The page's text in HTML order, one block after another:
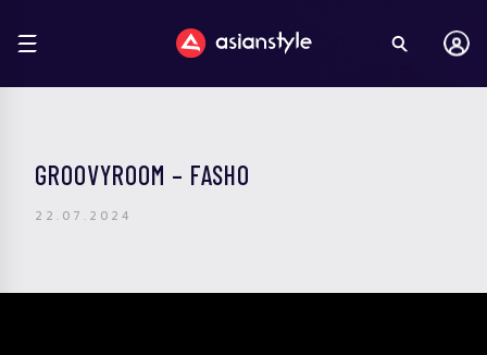
GROOVYROOM – FASHO
22.07.2024